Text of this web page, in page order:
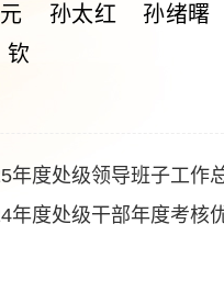
元 孙太红 孙
年度处级领导班子工作
年度处级干部年度考核